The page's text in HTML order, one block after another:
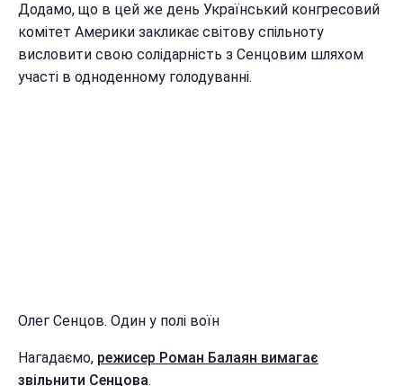
Додамо, що в цей же день Український конгресовий
комітет Америки закликає світову спільноту
висловити свою солідарність з Сенцовим шляхом
участі в одноденному голодуванні.
Олег Сенцов. Один у полі воїн
Нагадаємо, режисер Роман Балаян вимагає
звільнити Сенцова.